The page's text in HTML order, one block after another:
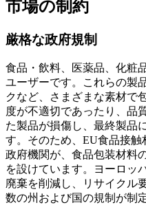
市場の制約
厳格な政府規制
食品・飲料、医薬品、化粧
ユーザーです。これらの製
クなど、さまざまな素材で
度が不適切であったり、品
た製品が損傷し、最終製品
す。そのため、EU食品接
政府機関が、食品包装材料
を設けています。ヨーロッ
廃棄を削減し、リサイクル
数の州および国の規制が制